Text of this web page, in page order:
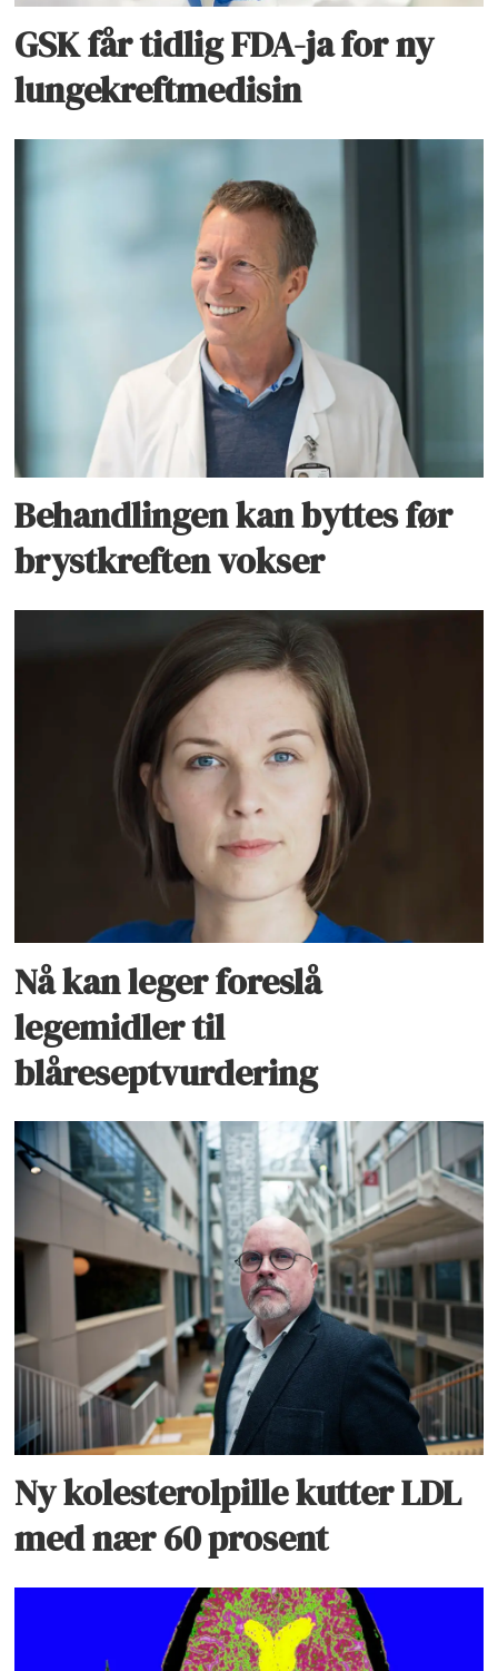
GSK får tidlig FDA-ja for ny
lungekreftmedisin
Behandlingen kan byttes før
brystkreften vokser
Nå kan leger foreslå
legemidler til
blåreseptvurdering
Ny kolesterolpille kutter LDL
med nær 60 prosent